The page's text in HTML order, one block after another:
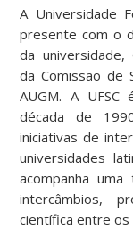
A Universidade
presente com o
da universidade,
da Comissão de
AUGM. A
década de
iniciativas de
universidades
acompanha
intercâmbios,
científica entre os